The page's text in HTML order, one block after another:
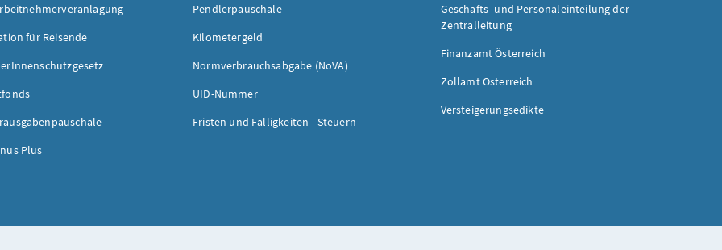
für Reisende
Plus
Pendlerpauschale
Kilometergeld
Normverbrauchsabgabe (NoVA)
UID-Nummer
Fristen und Fälligkeiten - Steuern
Geschäfts- und Personaleinteilung der
Zentralleitung
Finanzamt Österreich
Zollamt Österreich
Versteigerungsedikte